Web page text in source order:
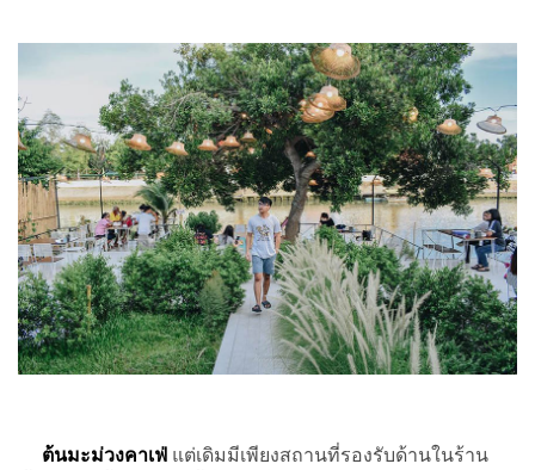
ต้นมะม่วงคาเฟ่ แต่เดิมมีเพียงสถานที่รองรับด้านในร้าน